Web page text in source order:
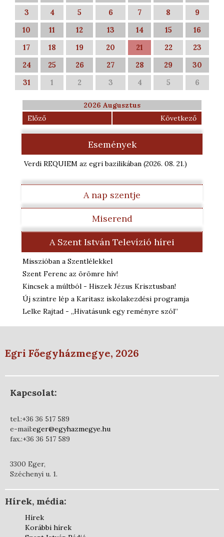
3
4 5 6 7 8
9
10
11 12 13 14 15
16
17
18 19 20 21 22
23
24
25 26 27 28 29
30
31
1 2 3 4 5 6
2026 Augusztus
Előző
Következő
Események
Verdi REQUIEM az egri bazilikában (2026. 08. 21.)
A nap szentje
Miserend
A Szent István Televízió hírei
Misszióban a Szentlélekkel
Szent Ferenc az örömre hív!
Kincsek a múltból - Hiszek Jézus Krisztusban!
Új szintre lép a Karitasz iskolakezdési programja
Lelke Rajtad - „Hivatásunk egy reményre szól”
Egri Főegyházmegye, 2026
Kapcsolat:
tel.:+36 36 517 589
e-mail:eger@egyhazmegye.hu
fax.:+36 36 517 589
3300 Eger,
Széchenyi u. 1.
Hírek, média:
Hírek
Korábbi hírek